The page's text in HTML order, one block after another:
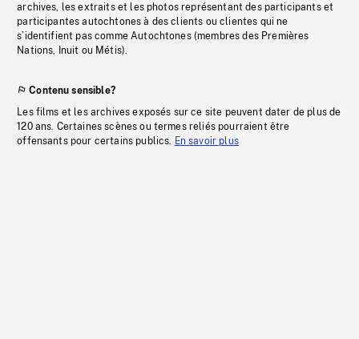
archives, les extraits et les photos représentant des participants et
participantes autochtones à des clients ou clientes qui ne
s’identifient pas comme Autochtones (membres des Premières
Nations, Inuit ou Métis).
Contenu sensible?
Les films et les archives exposés sur ce site peuvent dater de plus de
120 ans. Certaines scènes ou termes reliés pourraient être
offensants pour certains publics. En savoir plus